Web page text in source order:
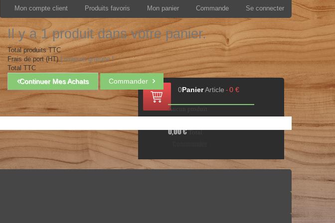
Mon compte client Produits favoris Mon panier Commande Se connecter
Panier
0 Article - 0 €
Aucun produit
0,00 € Total
Il y a 1 produit dans votre panier.
Total produits TTC
Frais de port (HT)Livraison gratuite !
Total TTC
Continuer Mes Achats Commander